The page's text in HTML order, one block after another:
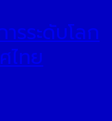
รระดับโลก
ไทย